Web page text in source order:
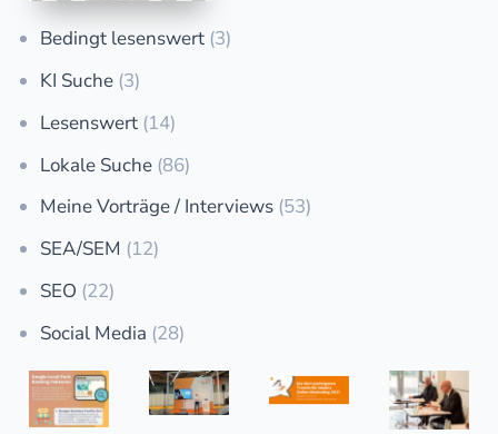
Bedingt lesenswert (3)
KI Suche (3)
Lesenswert (14)
Lokale Suche (86)
Meine Vorträge / Interviews (53)
SEA/SEM (12)
SEO (22)
Social Media (28)